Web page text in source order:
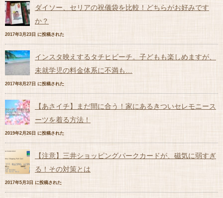
ダイソー、セリアの祝儀袋を比較！どちらがお好みです
か？
2017年3月23日 に投稿された
インスタ映えするタチヒビーチ。子どもも楽しめますが、
未就学児の料金体系に不満も…
2017年8月27日 に投稿された
【あさイチ】まだ間に合う！家にあるきついセレモニース
ーツを着る方法！
2019年2月26日 に投稿された
【注意】三井ショッピングパークカードが、磁気に弱すぎ
る！その対策とは
2017年5月3日 に投稿された